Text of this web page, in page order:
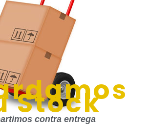
Stock
contra entrega